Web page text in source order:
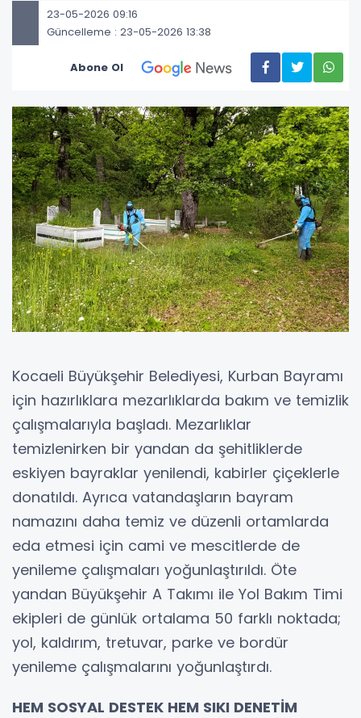
23-05-2026 09:16
Güncelleme : 23-05-2026 13:38
Abone Ol
Kocaeli Büyükşehir Belediyesi, Kurban Bayramı
için hazırlıklara mezarlıklarda bakım ve temizlik
çalışmalarıyla başladı. Mezarlıklar
temizlenirken bir yandan da şehitliklerde
eskiyen bayraklar yenilendi, kabirler çiçeklerle
donatıldı. Ayrıca vatandaşların bayram
namazını daha temiz ve düzenli ortamlarda
eda etmesi için cami ve mescitlerde de
yenileme çalışmaları yoğunlaştırıldı. Öte
yandan Büyükşehir A Takımı ile Yol Bakım Timi
ekipleri de günlük ortalama 50 farklı noktada;
yol, kaldırım, tretuvar, parke ve bordür
yenileme çalışmalarını yoğunlaştırdı.
HEM SOSYAL DESTEK HEM SIKI DENETİM